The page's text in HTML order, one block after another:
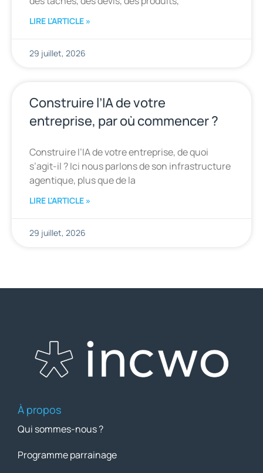
LIRE L'ARTICLE »
29 juillet, 2026
Construire l’IA de votre
entreprise, par où commencer ?
Construire l’IA de votre entreprise, de quoi
s’agit-il ? Ici nous parlons de son infrastructure
agentique, plus que de la
LIRE L'ARTICLE »
29 juillet, 2026
À propos
Qui sommes-nous ?
Programme parrainage